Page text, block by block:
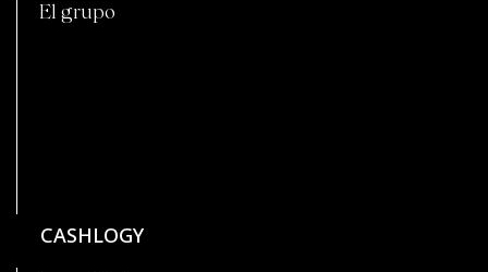
El grupo
CASHLOGY